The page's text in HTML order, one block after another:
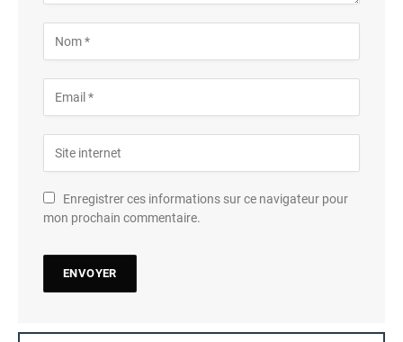
Enregistrer ces informations sur ce navigateur pour
mon prochain commentaire.